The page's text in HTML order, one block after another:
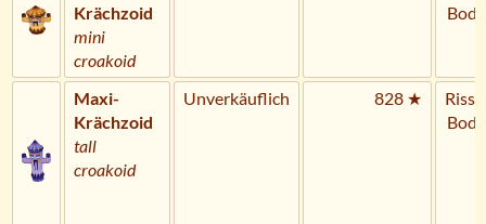
Krächzoid
mini
croakoid
Maxi-
Krächzoid
tall
croakoid
Unverkäuflich 828 ★
Riss